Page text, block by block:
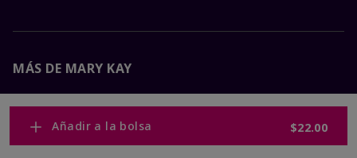
Añadir a la bolsa $22.00
MÁS DE MARY KAY